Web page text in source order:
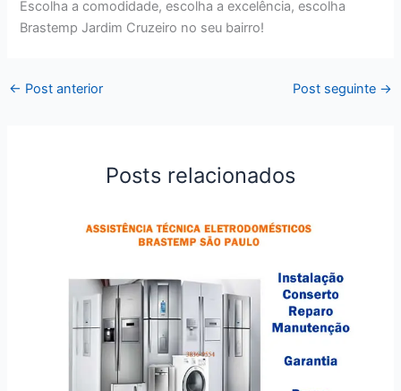
Escolha a comodidade, escolha a excelência, escolha
Brastemp Jardim Cruzeiro no seu bairro!
← Post anterior Post seguinte →
Posts relacionados